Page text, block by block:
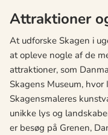
Attraktioner
At udforske Skagen i
at opleve nogle af de
attraktioner, som
Skagens Museum,
Skagensmaleres
unikke lys og
er besøg på Grenen,